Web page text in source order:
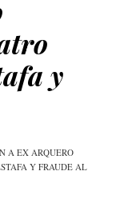
y
A EX ARQUERO
Y FRAUDE AL